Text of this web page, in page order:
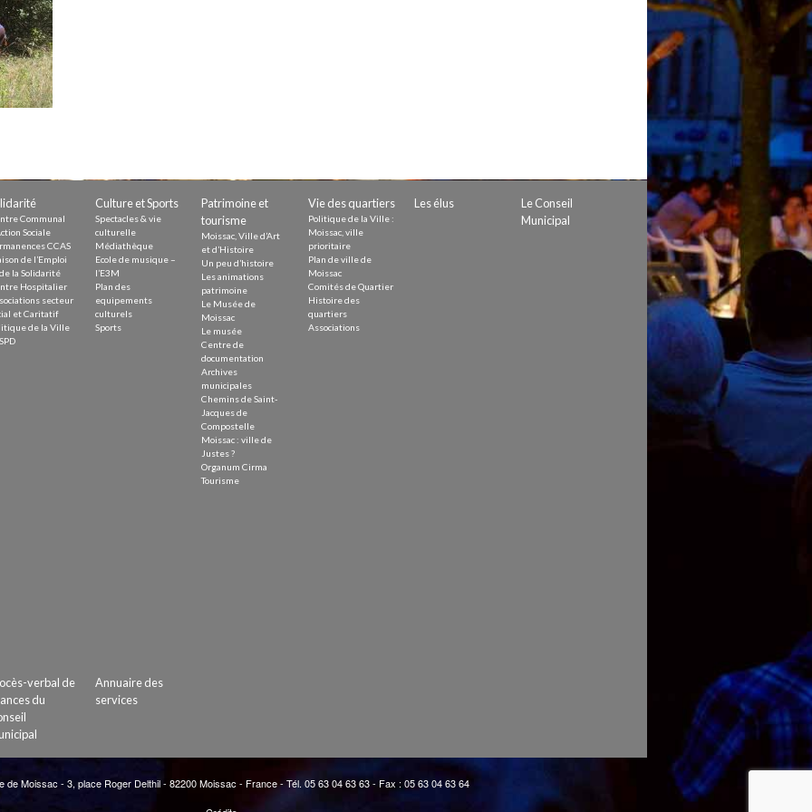
durable
Communal
Sociale
CCAS
de l’Emploi
la Solidarité
Hospitalier
secteur
et Caritatif
de la Ville
Culture et Sports
Spectacles & vie
culturelle
Médiathèque
Ecole de musique –
l’E3M
Plan des
equipements
culturels
Sports
Patrimoine et
tourisme
Moissac, Ville d’Art
et d’Histoire
Un peu d’histoire
Les animations
patrimoine
Le Musée de
Moissac
Le musée
Centre de
documentation
Archives
municipales
Chemins de Saint-
Jacques de
Compostelle
Moissac : ville de
Justes ?
Organum Cirma
Tourisme
Vie des quartiers
Politique de la Ville :
Moissac, ville
prioritaire
Plan de ville de
Moissac
Comités de Quartier
Histoire des
quartiers
Associations
Les élus
Le Conseil
Municipal
verbal de
du
Annuaire des
services
de Moissac - 3, place Roger Delthil - 82200 Moissac - France - Tél. 05 63 04 63 63 - Fax : 05 63 04 63 64